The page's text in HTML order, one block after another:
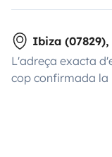
Ibiza
L'adreça exacta
cop confirmada la